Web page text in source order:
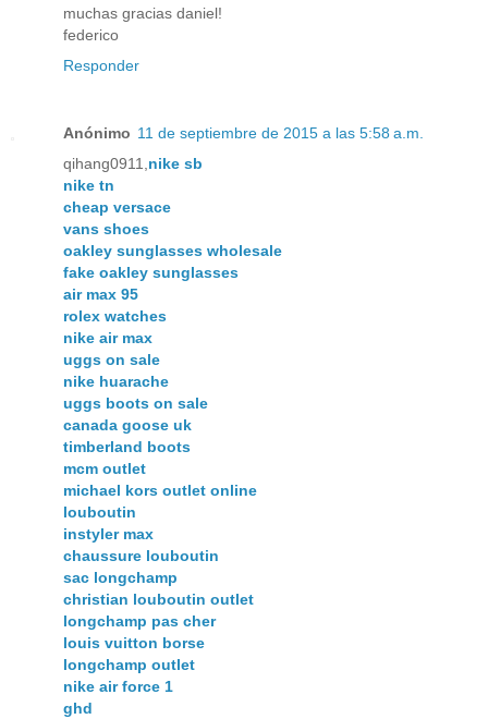
muchas gracias daniel!
federico
Responder
Anónimo 11 de septiembre de 2015 a las 5:58 a.m.
qihang0911, nike sb
nike tn
cheap versace
vans shoes
oakley sunglasses wholesale
fake oakley sunglasses
air max 95
rolex watches
nike air max
uggs on sale
nike huarache
uggs boots on sale
canada goose uk
timberland boots
mcm outlet
michael kors outlet online
louboutin
instyler max
chaussure louboutin
sac longchamp
christian louboutin outlet
longchamp pas cher
louis vuitton borse
longchamp outlet
nike air force 1
ghd